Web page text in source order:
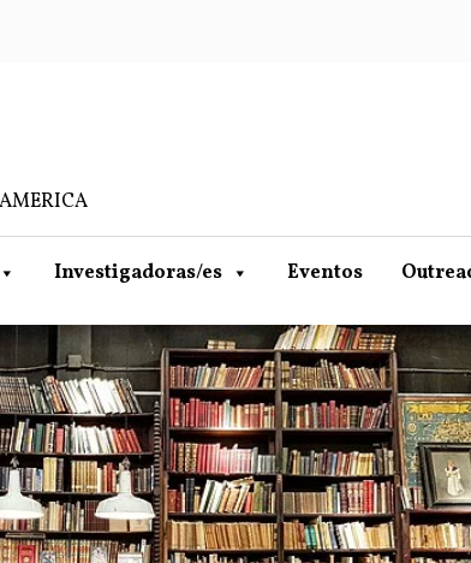
Investigadoras/es Eventos